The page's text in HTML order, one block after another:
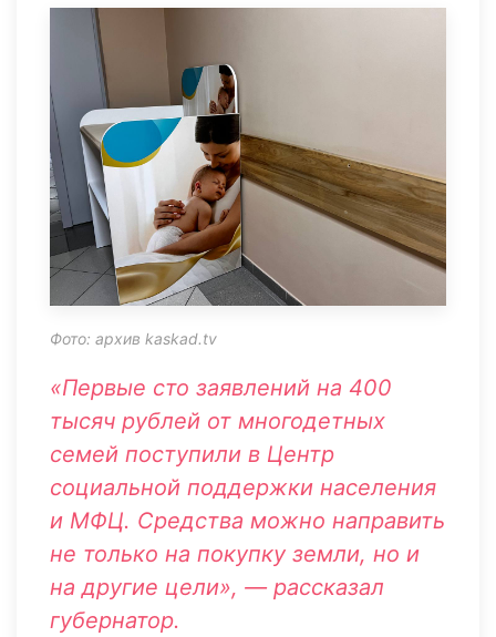
Фото: архив kaskad.tv
«Первые сто заявлений на 400
тысяч рублей от многодетных
семей поступили в Центр
социальной поддержки населения
и МФЦ. Средства можно направить
не только на покупку земли, но и
на другие цели», — рассказал
губернатор.